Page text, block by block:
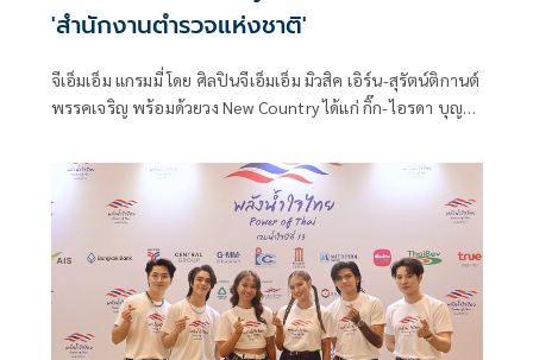
'สำนักงานตำรวจแห่งชาติ'
จีเอ็มเอ็ม แกรมมี่ โดย ศิลปินจีเอ็มเอ็ม มิวสิค เอิร์น-สุรัตน์ติกานต์
พรรคเจริญ พร้อมด้วยวง New Country ได้แก่ กิ๊ก-ไอรดา บุญมี,
“แจ้งความ (รัก) พิทักษ์ความปลอดภัย” เปิดตัวแอปพลิเคชัน
Police Care ช่วยดูแลความปลอดภัยของประชาชน โดย
สำนักงานตำรวจแห่งชาติ ณ ลาน Beacon ศูนย์การค้าเซ็นทรัล